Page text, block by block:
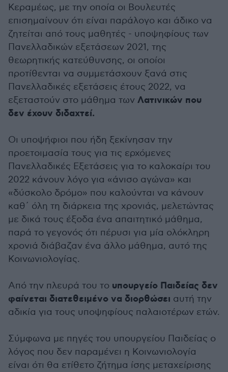
Κεραμέως, με την οποία οι Βουλευτές
επισημαίνουν ότι είναι παράλογο και άδικο να
ζητείται από τους μαθητές - υποψηφίους των
Πανελλαδικών εξετάσεων 2021, της
θεωρητικής κατεύθυνσης, οι οποίοι
προτίθενται να συμμετάσχουν ξανά στις
Πανελλαδικές εξετάσεις έτους 2022, να
εξεταστούν στο μάθημα των Λατινικών που
δεν έχουν διδαχτεί.
Οι υποψήφιοι που ήδη ξεκίνησαν την
προετοιμασία τους για τις ερχόμενες
Πανελλαδικές Εξετάσεις για το καλοκαίρι του
2022 κάνουν λόγο για «άνισο αγώνα» και
«δύσκολο δρόμο» που καλούνται να κάνουν
καθ΄ όλη τη διάρκεια της χρονιάς, μελετώντας
με δικά τους έξοδα ένα απαιτητικό μάθημα,
παρά το γεγονός ότι πέρυσι για μία ολόκληρη
χρονιά διάβαζαν ένα άλλο μάθημα, αυτό της
Κοινωνιολογίας.
Από την πλευρά του το υπουργείο Παιδείας δεν
φαίνεται διατεθειμένο να διορθώσει αυτή την
αδικία για τους υποψηφίους παλαιοτέρων ετών.
Σύμφωνα με πηγές του υπουργείου Παιδείας ο
λόγος που δεν παραμένει η Κοινωνιολογία
είναι ότι θα ετίθετο ζήτημα ίσης μεταχείρισης